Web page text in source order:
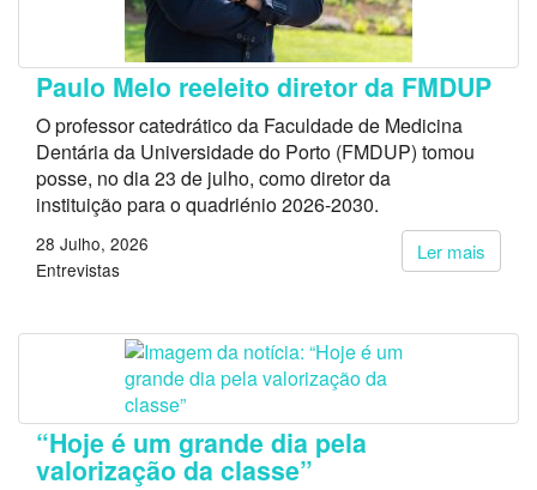
Paulo Melo reeleito diretor da FMDUP
O professor catedrático da Faculdade de Medicina
Dentária da Universidade do Porto (FMDUP) tomou
posse, no dia 23 de julho, como diretor da
instituição para o quadriénio 2026-2030.
Ler mais
28 Julho, 2026
Entrevistas
“Hoje é um grande dia pela
valorização da classe”